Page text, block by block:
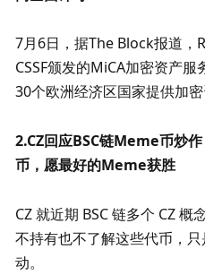
7月6日，据The Block报道，
CSSF颁发的MiCA加密资产
30个欧洲经济区国家提供加密
2.CZ回应BSC链Meme币炒
币，愿最好的Meme获胜
CZ 就近期 BSC 链多个 CZ
不持有也不了解这些代币，
动。